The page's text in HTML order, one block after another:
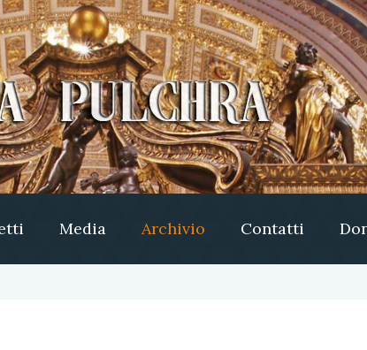
Media Archivio Contatti